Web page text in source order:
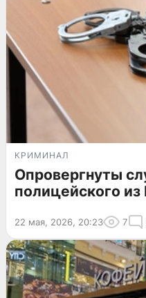
КРИМИНАЛ
Опровергнуты
полицейского из
22 мая, 2026, 20:23 7